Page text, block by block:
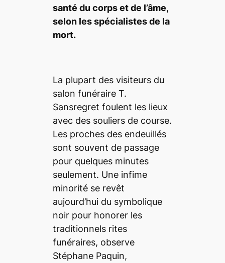
santé du corps et de l’âme,
selon les spécialistes de la
mort.
La plupart des visiteurs du
salon funéraire T.
Sansregret foulent les lieux
avec des souliers de course.
Les proches des endeuillés
sont souvent de passage
pour quelques minutes
seulement. Une infime
minorité se revêt
aujourd’hui du symbolique
noir pour honorer les
traditionnels rites
funéraires, observe
Stéphane Paquin,